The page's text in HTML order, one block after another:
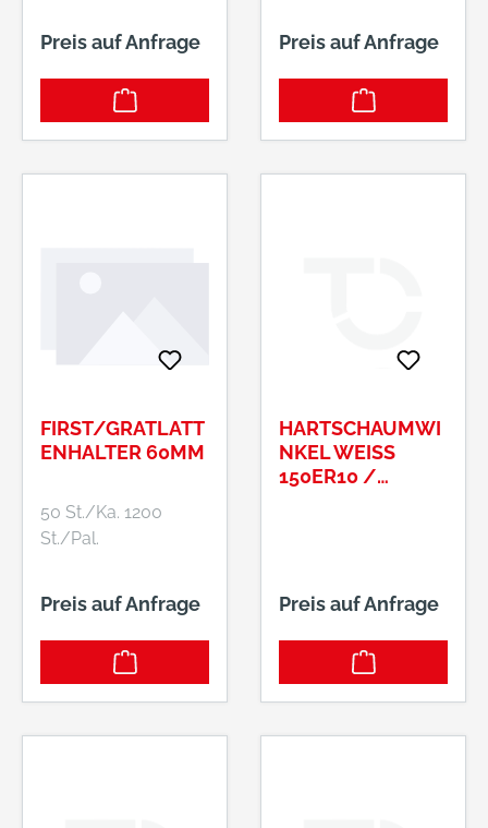
Preis auf Anfrage Preis auf Anfrage
FIRST/GRATLATT
ENHALTER 60MM
50 St./Ka. 1200
St./Pal.
Preis auf Anfrage
HARTSCHAUMWI
NKEL WEISS
150ER10 /
Preis auf Anfrage